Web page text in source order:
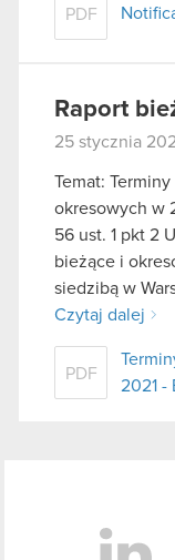
PDF
Raport
25 stycznia
Temat:
okresowych w
56 ust. 1 pkt 2
bieżące i
siedzibą w
Czytaj dalej
PDF
2021 -